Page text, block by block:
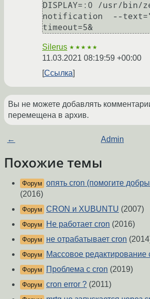
DISPLAY=:0 /usr/
notification  --
timeout=5&
Silerus ★★★★★
11.03.2021 08:19:59 +00:00
Ссылка
Вы не можете добавлять
перемещена в архив.
← Admin
Похожие темы
Форум опять cron (помогите
(2016)
Форум CRON и XUBUNTU (2007)
Форум Не работает cron (2016)
Форум не отрабатывает cron
Форум Массовое редактирование
Форум Проблема с cron (2019)
Форум cron error ? (2011)